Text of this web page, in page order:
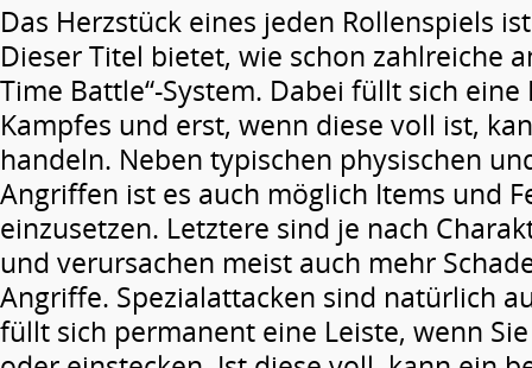
Das Herzstück eines jeden Rollenspiels
Dieser Titel bietet, wie schon zahlreiche
Time Battle“-System. Dabei füllt sich
Kampfes und erst, wenn diese voll ist,
handeln. Neben typischen physischen
Angriffen ist es auch möglich Items und
einzusetzen. Letztere sind je nach
und verursachen meist auch mehr
Angriffe. Spezialattacken sind natürlich
füllt sich permanent eine Leiste, wenn